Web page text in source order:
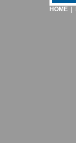
HOME|